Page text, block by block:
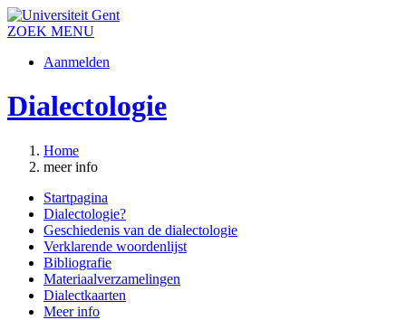
ZOEK MENU
Aanmelden
Dialectologie
Home
meer info
Startpagina
Dialectologie?
Geschiedenis van de dialectologie
Verklarende woordenlijst
Bibliografie
Materiaalverzamelingen
Dialectkaarten
Meer info